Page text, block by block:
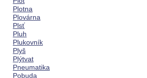
Plotna
Plovárna
Plsť
Pluh
Plukovník
Plyš
Plýtvat
Pneumatika
Pobuda